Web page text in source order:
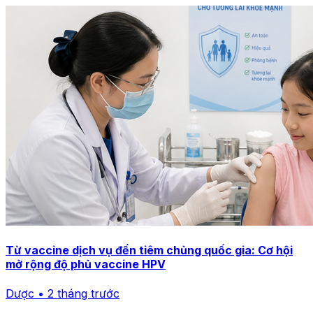
Từ vaccine dịch vụ đến tiêm chủng quốc gia: Cơ hội
mở rộng độ phủ vaccine HPV
Dược • 2 tháng trước